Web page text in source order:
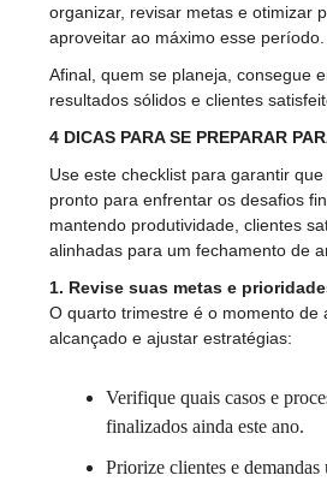
organizar, revisar metas e otimizar
aproveitar ao máximo esse período.
Afinal, quem se planeja, consegue
resultados sólidos e clientes
4 DICAS PARA SE PREPARAR
Use este checklist para garantir
pronto para enfrentar os desafios
mantendo produtividade, clientes
alinhadas para um fechamento de
1. Revise suas metas e
O quarto trimestre é o momento de
alcançado e ajustar estratégias:
Verifique quais casos e
finalizados ainda este ano.
Priorize clientes e demandas